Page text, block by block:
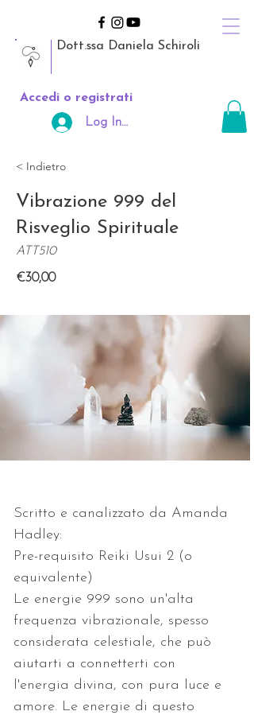
Dott.ssa Daniela Schiroli
Accedi o registrati
Log In Area Riservata
< Indietro
Vibrazione 999 del
Risveglio Spirituale
ATT510
€30,00
Scritto e canalizzato da Amanda
Hadley:
Pre-requisito Reiki Usui 2 (o
equivalente)
Le energie 999 sono un'alta
frequenza vibrazionale, spesso
considerata celestiale, che può
aiutarti a connetterti con
l'energia divina, con pura luce e
amore. Le energie di questo